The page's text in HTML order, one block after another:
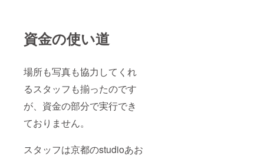
資金の使い道
場所も写真も協力してくれ
るスタッフも揃ったのです
が、資金の部分で実行でき
ておりません。
スタッフは京都のstudioあお